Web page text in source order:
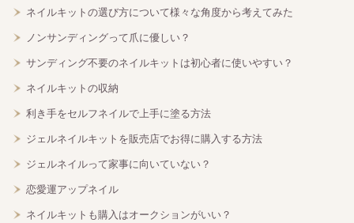
ネイルキットの選び方について様々な角度から考えてみた
ノンサンディングって爪に優しい？
サンディング不要のネイルキットは初心者に使いやすい？
ネイルキットの収納
利き手をセルフネイルで上手に塗る方法
ジェルネイルキットを販売店でお得に購入する方法
ジェルネイルって家事に向いていない？
恋愛運アップネイル
ネイルキットも購入はオークションがいい？